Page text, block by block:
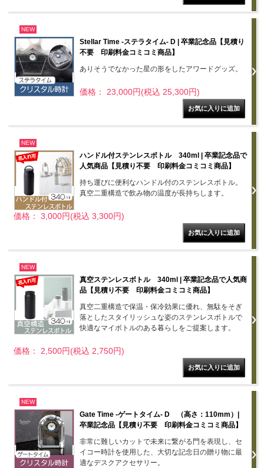
NEW
Stellar Time -ステラタイム- D | 卒業記念品【見積り
不要 印刷料金コミコミ商品】
ありそうでなかった星の形をしたアワードグッズ。
価格： 23,000円(税込 25,300円)
NEW
ハンドル付ステンレスボトル 340ml | 卒業記念品で
人気商品【見積り不要 印刷料金コミコミ商品】
持ち運びに便利なハンドル付のステンレスボトル。
真空二重構造で飲み物の温度が長持ちします。
価格： 3,000円(税込 3,300円)
NEW
真空ステンレスボトル 340ml | 卒業記念品で人気商
品【見積り不要 印刷料金コミコミ商品】
真空二重構造で保温・保冷効果に優れ、無駄をそぎ
落としたスタイリッシュな姿のステンレスボトルで
快適なマイボトルのある暮らしをご提案します。
価格： 2,500円(税込 2,750円)
NEW
Gate Time -ゲートタイム- D （高さ：110mm）|
卒業記念品【見積り不要 印刷料金コミコミ商品】
非常に難しいカットで未来に繋がる門を表現し、セ
イコー時計を使用した、大切な記念日の贈り物に最
適なデスクアクセサリー。